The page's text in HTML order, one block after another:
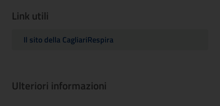
Link utili
Il sito della CagliariRespira
Ulteriori informazioni